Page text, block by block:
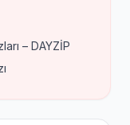
– DAYZİP